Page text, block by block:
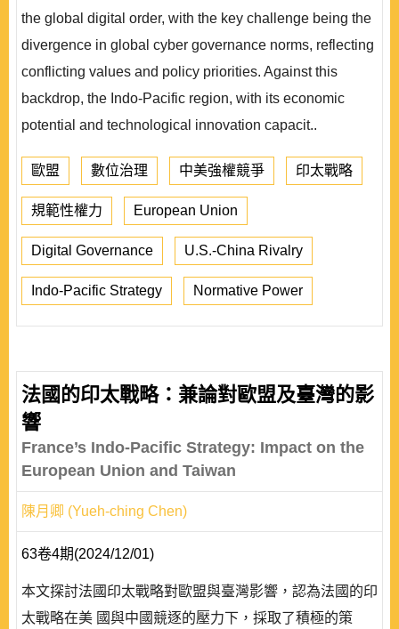
the global digital order, with the key challenge being the
divergence in global cyber governance norms, reflecting
conflicting values and policy priorities. Against this
backdrop, the Indo-Pacific region, with its economic
potential and technological innovation capacit..
歐盟 數位治理 中美強權競爭 印太戰略
規範性權力 European Union
Digital Governance U.S.-China Rivalry
Indo-Pacific Strategy Normative Power
法國的印太戰略：兼論對歐盟及臺灣的影
響
France’s Indo-Pacific Strategy: Impact on the
European Union and Taiwan
陳月卿 (Yueh-ching Chen)
63卷4期(2024/12/01)
本文探討法國印太戰略對歐盟與臺灣影響，認為法國的印
太戰略在美 國與中國競逐的壓力下，採取了積極的策